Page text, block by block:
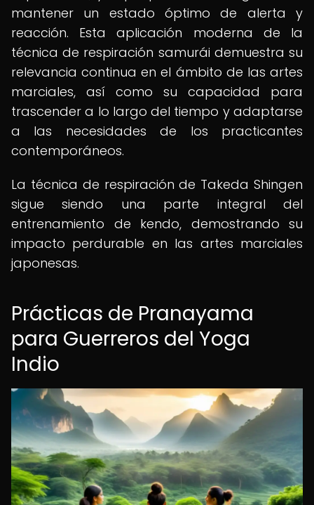
mantener un estado óptimo de alerta y
reacción. Esta aplicación moderna de la
técnica de respiración samurái demuestra su
relevancia continua en el ámbito de las artes
marciales, así como su capacidad para
trascender a lo largo del tiempo y adaptarse
a las necesidades de los practicantes
contemporáneos.
La técnica de respiración de Takeda Shingen
sigue siendo una parte integral del
entrenamiento de kendo, demostrando su
impacto perdurable en las artes marciales
japonesas.
Prácticas de Pranayama
para Guerreros del Yoga
Indio